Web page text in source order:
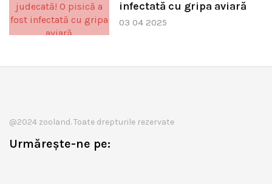
infectată cu gripa aviară
03 04 2025
@2024 zooland. Toate drepturile rezervate
Urmărește-ne pe: